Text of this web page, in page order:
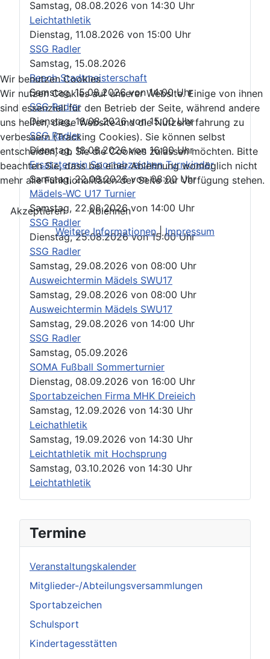
Termine
Veranstaltungskalender
Mitglieder-/Abteilungsversammlungen
Sportabzeichen
Schulsport
Kindertagesstätten
Samstag, 08.08.2026 von 14:30 Uhr
Leichtathletik
Dienstag, 11.08.2026 von 15:00 Uhr
SSG Radler
Samstag, 15.08.2026
Beach Stadtmeisterschaft
Samstag, 15.08.2026von14:00 Uhr
SSG Radler
Dienstag, 18.08.2026von15:00 Uhr
SSG Radler
Dienstag, 18.08.2026von 16:00 Uhr
Ersatztermin Sportabzeichen Turnkinder
Samstag, 22.08.2026von08:00 Uhr
Mädels-WC U17 Turnier
Samstag, 22.08.2026von 14:00 Uhr
SSG Radler
Dienstag, 25.08.2026von15:00 Uhr
SSG Radler
Samstag, 29.08.2026 von 08:00 Uhr
Ausweichtermin Mädels SWU17
Samstag, 29.08.2026 von 08:00 Uhr
Ausweichtermin Mädels SWU17
Samstag, 29.08.2026 von 14:00 Uhr
SSG Radler
Samstag, 05.09.2026
SOMA Fußball Sommerturnier
Dienstag, 08.09.2026 von 16:00 Uhr
Sportabzeichen Firma MHK Dreieich
Samstag, 12.09.2026 von 14:30 Uhr
Leichathletik
Samstag, 19.09.2026 von 14:30 Uhr
Leichtathletik mit Hochsprung
Samstag, 03.10.2026 von 14:30 Uhr
Leichtathletik
Wir benutzen Cookies
Wir nutzen Cookies auf unserer Website. Einige von ihnen
sind essenziell für den Betrieb der Seite, während andere
uns helfen, diese Website und die Nutzererfahrung zu
verbessern (Tracking Cookies). Sie können selbst
entscheiden, ob Sie die Cookies zulassen möchten. Bitte
beachten Sie, dass bei einer Ablehnung womöglich nicht
mehr alle Funktionalitäten der Seite zur Verfügung stehen.
Akzeptieren
Ablehnen
Weitere Informationen|Impressum